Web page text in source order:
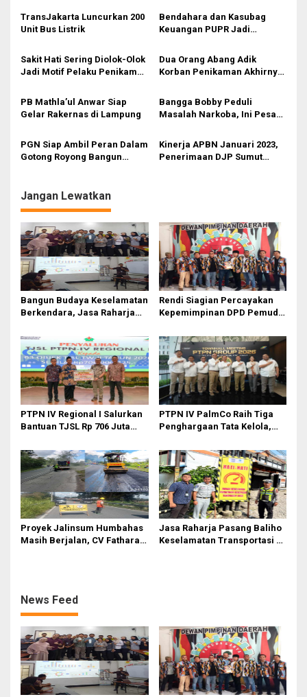
TransJakarta Luncurkan 200
Unit Bus Listrik
Bendahara dan Kasubag
Keuangan PUPR Jadi
Sakit Hati Sering Diolok-Olok
Jadi Motif Pelaku Penikaman
Dua Orang Abang Adik
Korban Penikaman Akhirnya
PB Mathla’ul Anwar Siap
Gelar Rakernas di Lampung
Bangga Bobby Peduli
Masalah Narkoba, Ini Pesan
PGN Siap Ambil Peran Dalam
Gotong Royong Bangun
Kinerja APBN Januari 2023,
Penerimaan DJP Sumut
Jangan Lewatkan
Bangun Budaya Keselamatan
Berkendara, Jasa Raharja
Pasifik Medan Industri
Rendi Siagian Percayakan
Kepemimpinan DPD Pemuda
kepada Josef Sembiring
PTPN IV Regional I Salurkan
Bantuan TJSL Rp 706 Juta
Berkelanjutan
PTPN IV PalmCo Raih Tiga
Penghargaan Tata Kelola,
dan Efisiensi
Proyek Jalinsum Humbahas
Masih Berjalan, CV Fathara
Jasa Raharja Pasang Baliho
Keselamatan Transportasi di
News Feed